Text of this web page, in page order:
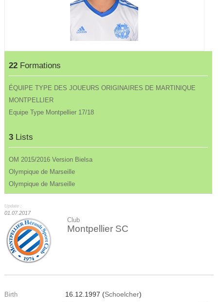
22 Formations
ÉQUIPE TYPE DES JOUEURS ORIGINAIRES DE MARTINIQUE
MONTPELLIER
Equipe Type Montpellier 17/18
3 Lists
OM 2015/2016 Version Bielsa
Olympique de Marseille
Olympique de Marseille
Update :
01.07.2017
Club
Montpellier SC
Birth 16.12.1997 (Schoelcher)